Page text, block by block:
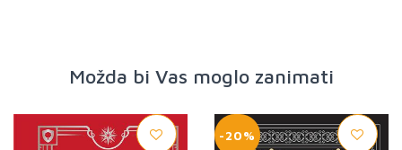
Možda bi Vas moglo zanimati
-20%